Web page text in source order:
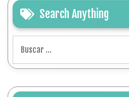
Search Anything